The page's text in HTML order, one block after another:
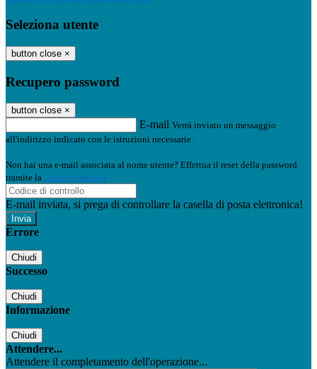
Seleziona utente
button close ×
Recupero password
button close ×
E-mail Verrà inviato un messaggio
all'indirizzo indicato con le istruzioni necessarie.
Non hai una e-mail associata al nome utente? Effettua il reset della password
tramite la Login Spaggiari
E-mail inviata, si prega di controllare la casella di posta elettronica!
Errore
Chiudi
Successo
Chiudi
Informazione
Chiudi
Attendere...
Attendere il completamento dell'operazione...